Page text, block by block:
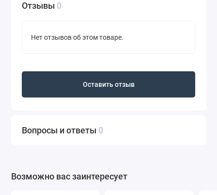
Отзывы 0
Нет отзывов об этом товаре.
Оставить отзыв
Вопросы и ответы 0
Возможно вас заинтересует